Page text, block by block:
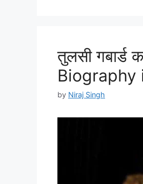
तुलसी गबार्ड
Biography
by Niraj Singh